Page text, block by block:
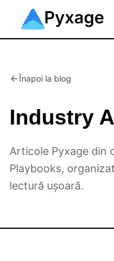
Înapoi la blog
Industry
Articole Pyxage din
Playbooks,
lectură ușoară.